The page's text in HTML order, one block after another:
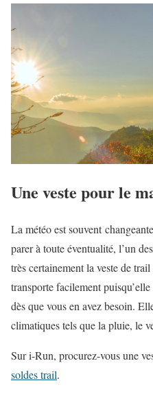
Une veste pour le
La météo est souvent
parer à toute éventualité, l’un
très certainement la veste de
transporte facilement
dès que vous en avez besoin.
climatiques tels que la pluie, le
Sur i-Run, procurez-vous une
soldes trail.